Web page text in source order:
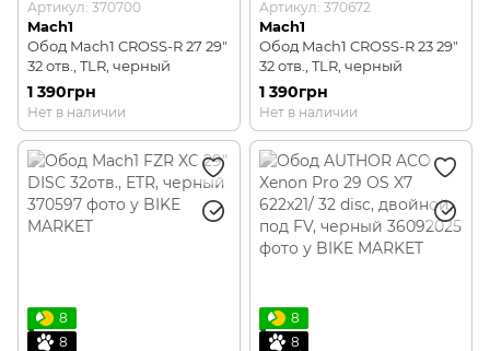
Артикул: 370700
Mach1
Обод Mach1 CROSS-R 27 29"
32 отв., TLR, черный
1 390грн
Нет в наличии
Артикул: 370672
Mach1
Обод Mach1 CROSS-R 23 29"
32 отв., TLR, черный
1 390грн
Нет в наличии
8
8
8
8